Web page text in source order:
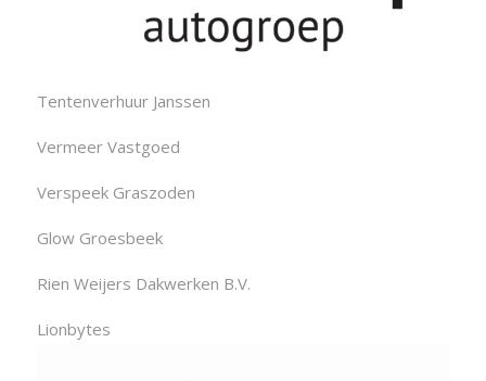
Tentenverhuur Janssen
Vermeer Vastgoed
Verspeek Graszoden
Glow Groesbeek
Rien Weijers Dakwerken B.V.
Lionbytes